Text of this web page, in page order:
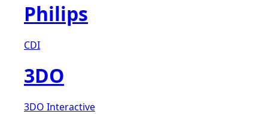
Philips
CDI
3DO
3DO Interactive